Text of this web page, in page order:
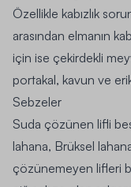
Özellikle kabızlık
arasından elmanın
için ise çekirdekli
portakal, kavun ve
Sebzeler
Suda çözünen lifli
lahana, Brüksel
çözünemeyen lifleri